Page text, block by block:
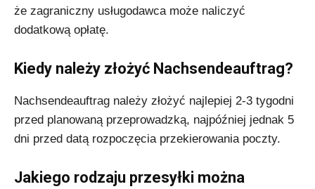
że zagraniczny usługodawca może naliczyć
dodatkową opłatę.
Kiedy należy złożyć Nachsendeauftrag?
Nachsendeauftrag należy złożyć najlepiej 2-3 tygodni
przed planowaną przeprowadzką, najpóźniej jednak 5
dni przed datą rozpoczęcia przekierowania poczty.
Jakiego rodzaju przesyłki można